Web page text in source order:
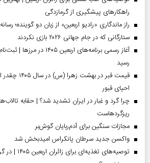
راهکارهای پیشگیری از گرمازدگی
راز ماندگاری «رادیو اربعین» از زبان دو گوینده؛
ستارگانی که در جام جهانی ۲۰۲۶ بازی نکردند
رسید
قیمت قبر در
احیای قبور
چرا گرد و غبار در ایران تشدید شد؟ | حقابه
ریزگردهاست
مجازات سنگین برای آدم‌ربایان گوش‌بر
واکسن جدید سرطان پانکراس امیدبخش شد
توصیه‌های